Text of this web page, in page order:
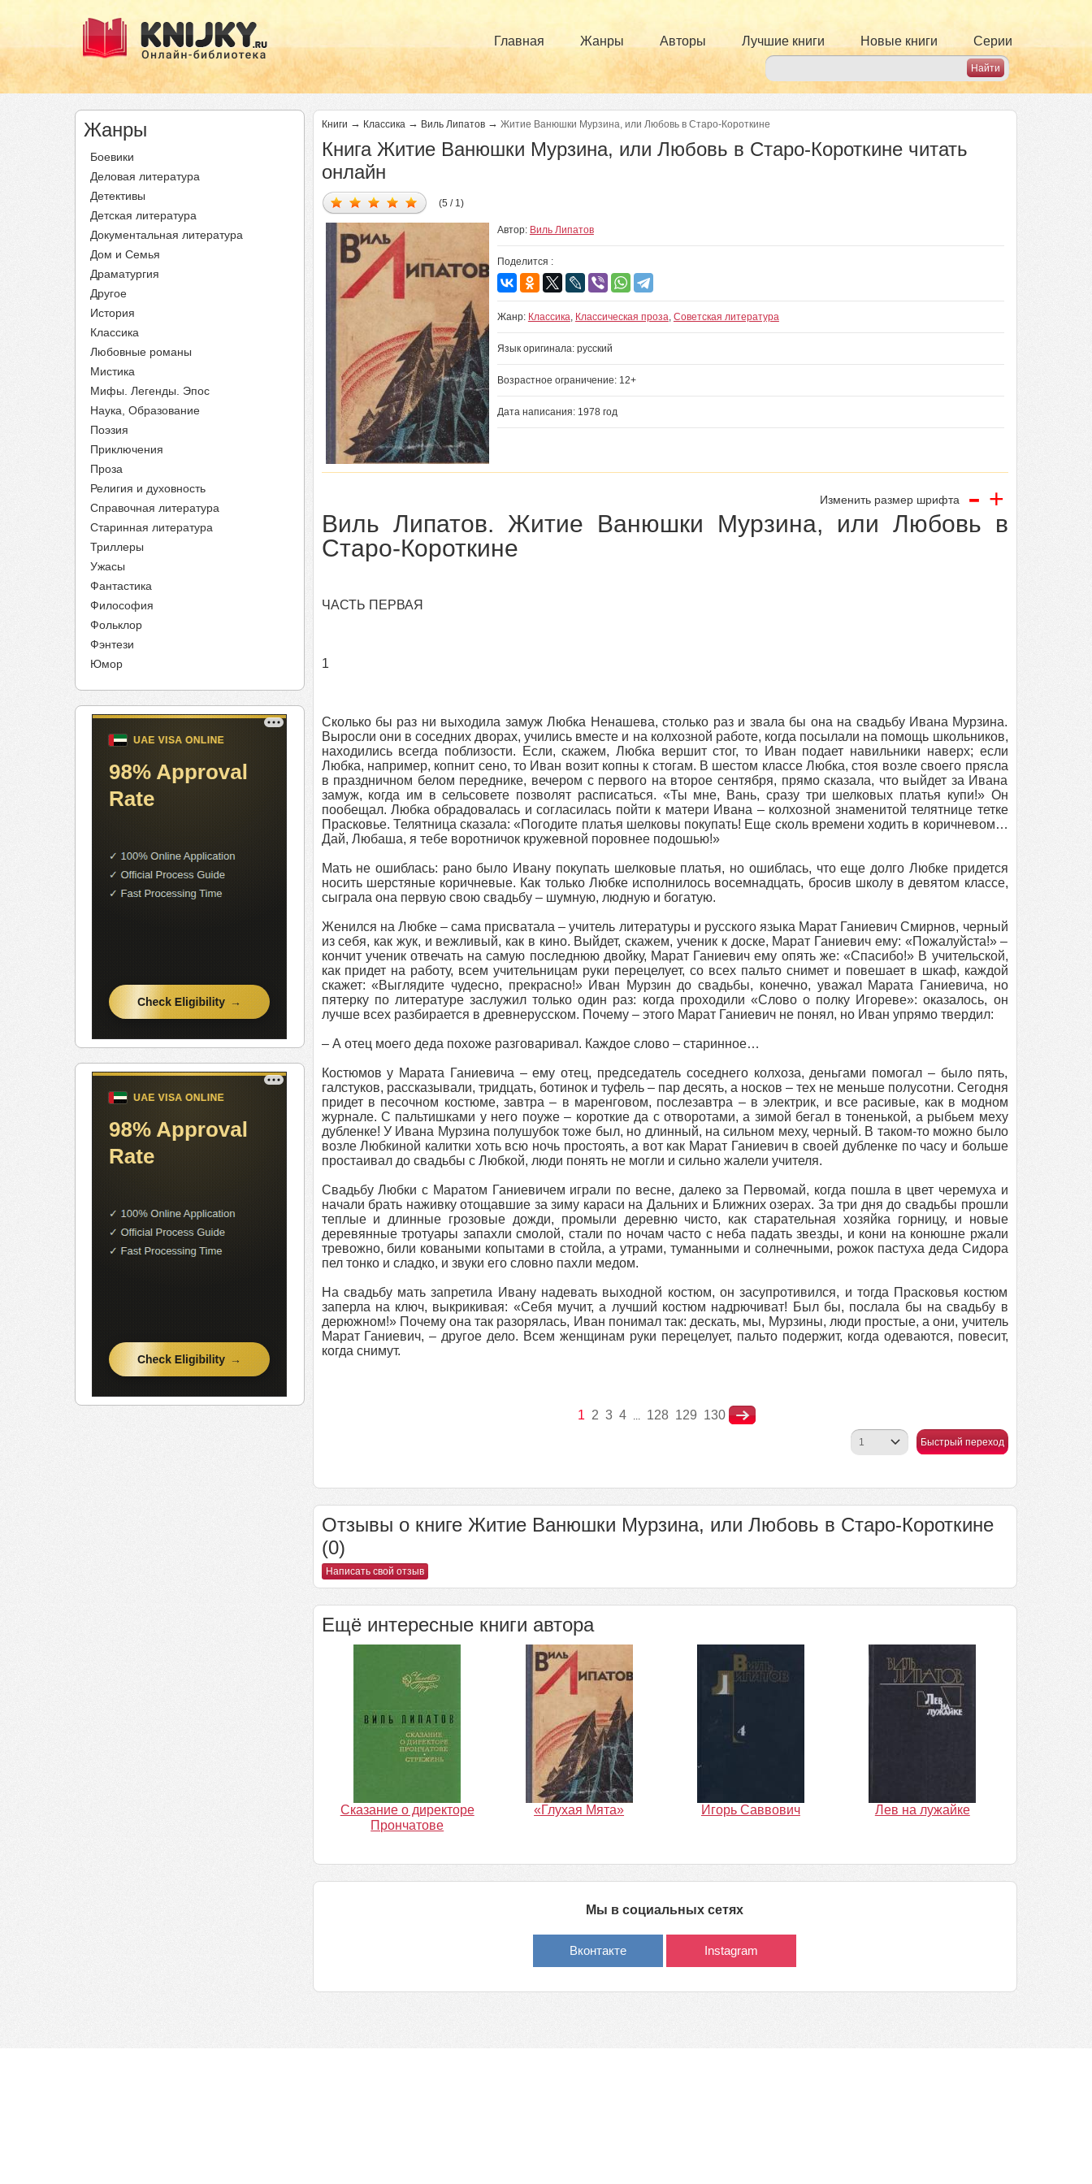
Главная Жанры Авторы Лучшие книги Новые книги Серии
Жанры
Боевики
Деловая литература
Детективы
Детская литература
Документальная литература
Дом и Семья
Драматургия
Другое
История
Классика
Любовные романы
Мистика
Мифы. Легенды. Эпос
Наука, Образование
Поэзия
Приключения
Проза
Религия и духовность
Справочная литература
Старинная литература
Триллеры
Ужасы
Фантастика
Философия
Фольклор
Фэнтези
Юмор
Книги → Классика → Виль Липатов → Житие Ванюшки Мурзина, или Любовь в Старо-Короткине
Книга Житие Ванюшки Мурзина, или Любовь в Старо-Короткине читать
онлайн
(5 / 1)
Автор: Виль Липатов
Поделится :
Жанр: Классика, Классическая проза, Советская литература
Язык оригинала: русский
Возрастное ограничение: 12+
Дата написания: 1978 год
Изменить размер шрифта - +
Виль Липатов. Житие Ванюшки Мурзина, или Любовь в
Старо-Короткине
ЧАСТЬ ПЕРВАЯ
1
Сколько бы раз ни выходила замуж Любка Ненашева, столько раз и звала бы она на свадьбу Ивана Мурзина.
Выросли они в соседних дворах, учились вместе и на колхозной работе, когда посылали на помощь школьников,
находились всегда поблизости. Если, скажем, Любка вершит стог, то Иван подает навильники наверх; если
Любка, например, копнит сено, то Иван возит копны к стогам. В шестом классе Любка, стоя возле своего прясла
в праздничном белом переднике, вечером с первого на второе сентября, прямо сказала, что выйдет за Ивана
замуж, когда им в сельсовете позволят расписаться. «Ты мне, Вань, сразу три шелковых платья купи!» Он
пообещал. Любка обрадовалась и согласилась пойти к матери Ивана – колхозной знаменитой телятнице тетке
Прасковье. Телятница сказала: «Погодите платья шелковы покупать! Еще сколь времени ходить в коричневом…
Дай, Любаша, я тебе воротничок кружевной поровнее подошью!»
Мать не ошиблась: рано было Ивану покупать шелковые платья, но ошиблась, что еще долго Любке придется
носить шерстяные коричневые. Как только Любке исполнилось восемнадцать, бросив школу в девятом классе,
сыграла она первую свою свадьбу – шумную, людную и богатую.
Женился на Любке – сама присватала – учитель литературы и русского языка Марат Ганиевич Смирнов, черный
из себя, как жук, и вежливый, как в кино. Выйдет, скажем, ученик к доске, Марат Ганиевич ему: «Пожалуйста!» –
кончит ученик отвечать на самую последнюю двойку, Марат Ганиевич ему опять же: «Спасибо!» В учительской,
как придет на работу, всем учительницам руки перецелует, со всех пальто снимет и повешает в шкаф, каждой
скажет: «Выглядите чудесно, прекрасно!» Иван Мурзин до свадьбы, конечно, уважал Марата Ганиевича, но
пятерку по литературе заслужил только один раз: когда проходили «Слово о полку Игореве»: оказалось, он
лучше всех разбирается в древнерусском. Почему – этого Марат Ганиевич не понял, но Иван упрямо твердил:
– А отец моего деда похоже разговаривал. Каждое слово – старинное…
Костюмов у Марата Ганиевича – ему отец, председатель соседнего колхоза, деньгами помогал – было пять,
галстуков, рассказывали, тридцать, ботинок и туфель – пар десять, а носков – тех не меньше полусотни. Сегодня
придет в песочном костюме, завтра – в маренговом, послезавтра – в электрик, и все расивые, как в модном
журнале. С пальтишками у него поуже – короткие да с отворотами, а зимой бегал в тоненькой, а рыбьем меху
дубленке! У Ивана Мурзина полушубок тоже был, но длинный, на сильном меху, черный. В таком-то можно было
возле Любкиной калитки хоть всю ночь простоять, а вот как Марат Ганиевич в своей дубленке по часу и больше
простаивал до свадьбы с Любкой, люди понять не могли и сильно жалели учителя.
Свадьбу Любки с Маратом Ганиевичем играли по весне, далеко за Первомай, когда пошла в цвет черемуха и
начали брать наживку отощавшие за зиму караси на Дальних и Ближних озерах. За три дня до свадьбы прошли
теплые и длинные грозовые дожди, промыли деревню чисто, как старательная хозяйка горницу, и новые
деревянные тротуары запахли смолой, стали по ночам часто с неба падать звезды, и кони на конюшне ржали
тревожно, били коваными копытами в стойла, а утрами, туманными и солнечными, рожок пастуха деда Сидора
пел тонко и сладко, и звуки его словно пахли медом.
На свадьбу мать запретила Ивану надевать выходной костюм, он засупротивился, и тогда Прасковья костюм
заперла на ключ, выкрикивая: «Себя мучит, а лучший костюм надрючиват! Был бы, послала бы на свадьбу в
дерюжном!» Почему она так разорялась, Иван понимал так: дескать, мы, Мурзины, люди простые, а они, учитель
Марат Ганиевич, – другое дело. Всем женщинам руки перецелует, пальто подержит, когда одеваются, повесит,
когда снимут.
1 2 3 4 ... 128 129 130
Быстрый переход
Отзывы о книге Житие Ванюшки Мурзина, или Любовь в Старо-Короткине
(0)
Написать свой отзыв
Ещё интересные книги автора
Сказание о директоре
Прончатове
«Глухая Мята» Игорь Саввович Лев на лужайке
Мы в социальных сетях
Вконтакте Instagram